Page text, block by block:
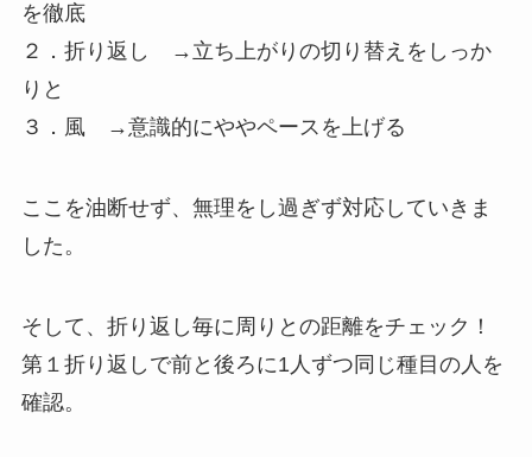
を徹底
２．折り返し →立ち上がりの切り替えをしっか
りと
３．風 →意識的にややペースを上げる
ここを油断せず、無理をし過ぎず対応していきま
した。
そして、折り返し毎に周りとの距離をチェック！
第１折り返しで前と後ろに1人ずつ同じ種目の人を
確認。